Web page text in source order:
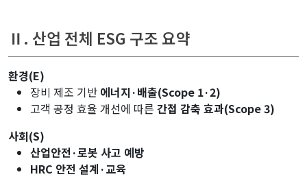
Ⅱ. 산업 전체 ESG 구조 요약
환경(E)
장비 제조 기반 에너지·배출(Scope 1·2)
고객 공정 효율 개선에 따른 간접 감축 효과(Scope 3)
사회(S)
산업안전·로봇 사고 예방
HRC 안전 설계·교육